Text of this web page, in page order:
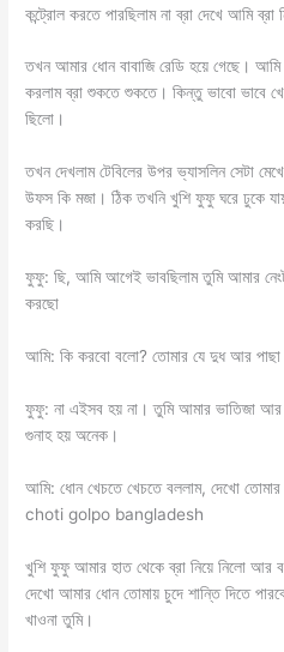
কন্ট্রোল করতে পারছিলাম না ব্রা দেখে আমি
তখন আমার ধোন বাবাজি রেডি হয়ে গেছে।
করলাম ব্রা শুকতে শুকতে। কিন্তু ভাবো ভাবে
ছিলো।
তখন দেখলাম টেবিলের উপর ভ্যাসলিন সেটা
উফস কি মজা। ঠিক তখনি খুশি ফুফু ঘরে ঢুকে
করছি।
ফুফু: ছি, আমি আগেই ভাবছিলাম তুমি আমার
করছো
আমি: কি করবো বলো? তোমার যে দুধ আর পাছা
ফুফু: না এইসব হয় না। তুমি আমার ভাতিজা আর
গুনাহ হয় অনেক।
আমি: ধোন খেচতে খেচতে বললাম, দেখো
choti golpo bangladesh
খুশি ফুফু আমার হাত থেকে ব্রা নিয়ে নিলো আর
দেখো আমার ধোন তোমায় চুদে শান্তি দিতে
খাওনা তুমি।